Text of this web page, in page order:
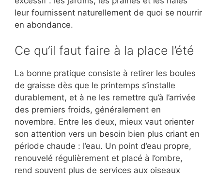
leur fournissent naturellement de quoi se nourrir
en abondance.
Ce qu’il faut faire à la place l’été
La bonne pratique consiste à retirer les boules
de graisse dès que le printemps s’installe
durablement, et à ne les remettre qu’à l’arrivée
des premiers froids, généralement en
novembre. Entre les deux, mieux vaut orienter
son attention vers un besoin bien plus criant en
période chaude : l’eau. Un point d’eau propre,
renouvelé régulièrement et placé à l’ombre,
rend souvent plus de services aux oiseaux